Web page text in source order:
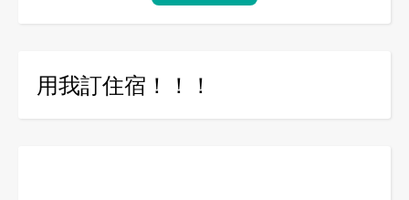
用我訂住宿！！！